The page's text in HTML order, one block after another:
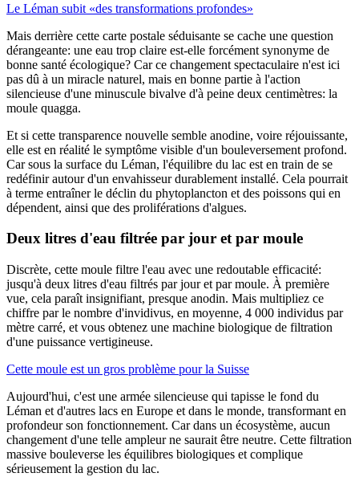
Le Léman subit «des transformations profondes»
Mais derrière cette carte postale séduisante se cache une question
dérangeante: une eau trop claire est-elle forcément synonyme de
bonne santé écologique? Car ce changement spectaculaire n'est ici
pas dû à un miracle naturel, mais en bonne partie à l'action
silencieuse d'une minuscule bivalve d'à peine deux centimètres: la
moule quagga.
Et si cette transparence nouvelle semble anodine, voire réjouissante,
elle est en réalité le symptôme visible d'un bouleversement profond.
Car sous la surface du Léman, l'équilibre du lac est en train de se
redéfinir autour d'un envahisseur durablement installé. Cela pourrait
à terme entraîner le déclin du phytoplancton et des poissons qui en
dépendent, ainsi que des proliférations d'algues.
Deux litres d'eau filtrée par jour et par moule
Discrète, cette moule filtre l'eau avec une redoutable efficacité:
jusqu'à deux litres d'eau filtrés par jour et par moule. À première
vue, cela paraît insignifiant, presque anodin. Mais multipliez ce
chiffre par le nombre d'invidivus, en moyenne, 4 000 individus par
mètre carré, et vous obtenez une machine biologique de filtration
d'une puissance vertigineuse.
Cette moule est un gros problème pour la Suisse
Aujourd'hui, c'est une armée silencieuse qui tapisse le fond du
Léman et d'autres lacs en Europe et dans le monde, transformant en
profondeur son fonctionnement. Car dans un écosystème, aucun
changement d'une telle ampleur ne saurait être neutre. Cette filtration
massive bouleverse les équilibres biologiques et complique
sérieusement la gestion du lac.